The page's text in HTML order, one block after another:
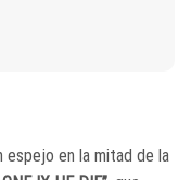
espejo en la mitad de la